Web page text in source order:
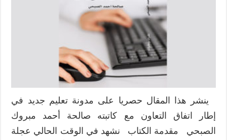
ينشر هذا المقال حصريا على مدونة تعليم جديد في
إطار اتفاق التعاون مع كاتبته صالحة أحمد مبروك
الصبحي مقدمة الكتاب نشهد في الوقت الحالي عجلة